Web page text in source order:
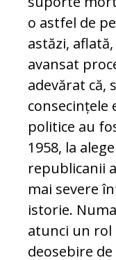
o astfel de
astăzi,
avansat
adevărat că,
consecințele
politice au
1958, la
republicanii
mai severe
istorie.
atunci un rol
deosebire